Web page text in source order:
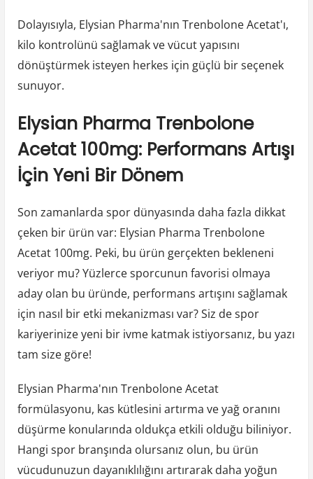
Dolayısıyla, Elysian Pharma'nın Trenbolone Acetat'ı,
kilo kontrolünü sağlamak ve vücut yapısını
dönüştürmek isteyen herkes için güçlü bir seçenek
sunuyor.
Elysian Pharma Trenbolone
Acetat 100mg: Performans Artışı
İçin Yeni Bir Dönem
Son zamanlarda spor dünyasında daha fazla dikkat
çeken bir ürün var: Elysian Pharma Trenbolone
Acetat 100mg. Peki, bu ürün gerçekten bekleneni
veriyor mu? Yüzlerce sporcunun favorisi olmaya
aday olan bu üründe, performans artışını sağlamak
için nasıl bir etki mekanizması var? Siz de spor
kariyerinize yeni bir ivme katmak istiyorsanız, bu yazı
tam size göre!
Elysian Pharma'nın Trenbolone Acetat
formülasyonu, kas kütlesini artırma ve yağ oranını
düşürme konularında oldukça etkili olduğu biliniyor.
Hangi spor branşında olursanız olun, bu ürün
vücudunuzun dayanıklılığını artırarak daha yoğun